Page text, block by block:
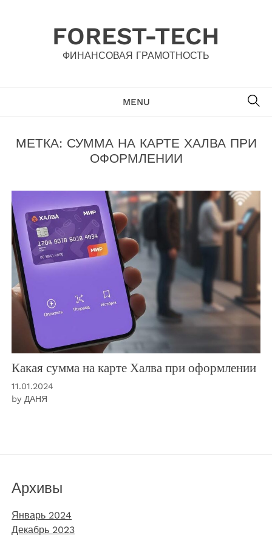
FOREST-TECH
ФИНАНСОВАЯ ГРАМОТНОСТЬ
MENU
МЕТКА: СУММА НА КАРТЕ ХАЛВА ПРИ
ОФОРМЛЕНИИ
Какая сумма на карте Халва при оформлении
11.01.2024
by ДАНЯ
Архивы
Январь 2024
Декабрь 2023